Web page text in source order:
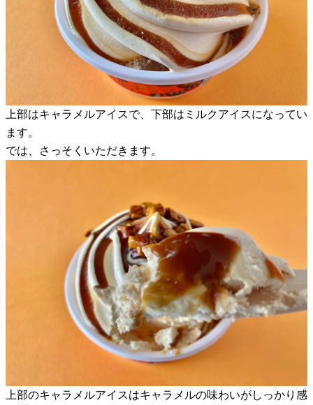
上部はキャラメルアイスで、下部はミルクアイスになってい
ます。
では、さっそくいただきます。
上部のキャラメルアイスはキャラメルの味わいがしっかり感